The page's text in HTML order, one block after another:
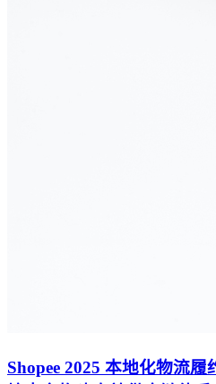
Shopee 2025 本地化物流